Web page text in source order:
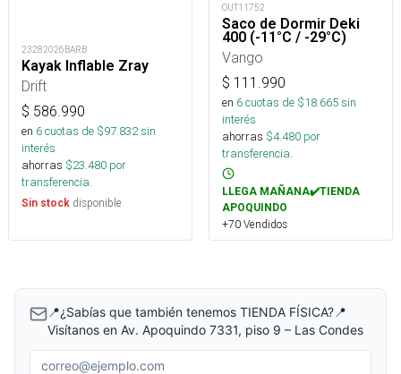
23282026BARB
Kayak Inflable Zray
Drift
$ 586.990
en 6cuotas de $97.832sin
interés
ahorras $23.480 por
transferencia.
Sin stock disponible
OUT11752
Saco de Dormir Deki
400 (-11°C / -29°C)
Vango
$ 111.990
en 6cuotas de $18.665sin
interés
ahorras $4.480 por
transferencia.
LLEGA MAÑANA✔️TIENDA
APOQUINDO
+70 Vendidos
📍¿Sabías que también tenemos TIENDA FÍSICA?📍
Visítanos en Av. Apoquindo 7331, piso 9 – Las Condes
Correo electrónico